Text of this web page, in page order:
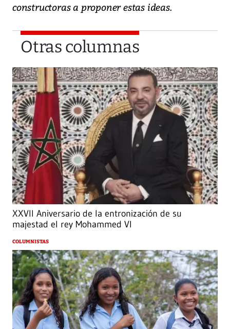
constructoras a proponer estas ideas.
Otras columnas
XXVII Aniversario de la entronización de su
majestad el rey Mohammed VI
COLUMNISTAS